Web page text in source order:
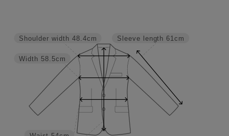
Sleeve length 61cm
Width 58.5cm
Shoulder width 48.4cm